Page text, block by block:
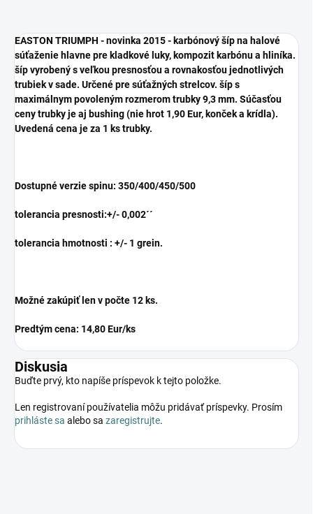
EASTON TRIUMPH - novinka 2015 - karbónový šíp na halové
súťaženie hlavne pre kladkové luky, kompozit karbónu a hliníka.
šíp vyrobený s veľkou presnosťou a rovnakosťou jednotlivých
trubiek v sade. Určené pre súťažných strelcov. šíp s
maximálnym povoleným rozmerom trubky 9,3 mm. Súčasťou
ceny trubky je aj bushing (nie hrot 1,90 Eur, konček a krídla).
Uvedená cena je za 1 ks trubky.
Dostupné verzie spinu: 350/400/450/500
tolerancia presnosti:+/- 0,002´´
tolerancia hmotnosti : +/- 1 grein.
Možné zakúpiť len v počte 12 ks.
Predtým cena: 14,80 Eur/ks
Diskusia
Buďte prvý, kto napíše príspevok k tejto položke.
Len registrovaní používatelia môžu pridávať príspevky. Prosím
prihláste sa alebo sa zaregistrujte.